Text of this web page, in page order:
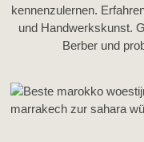
kennenzulernen.
und Handwerkskunst.
Berber und